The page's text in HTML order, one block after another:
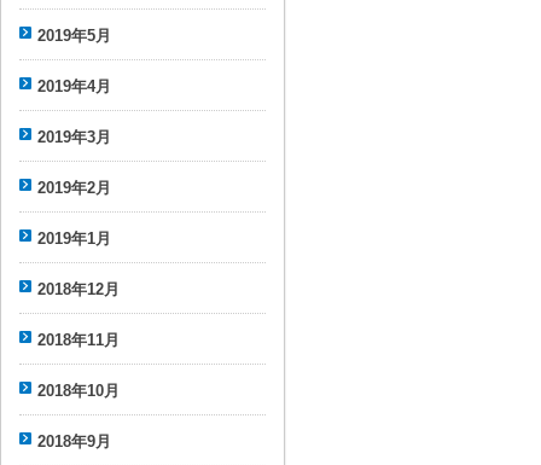
2019年5月
2019年4月
2019年3月
2019年2月
2019年1月
2018年12月
2018年11月
2018年10月
2018年9月